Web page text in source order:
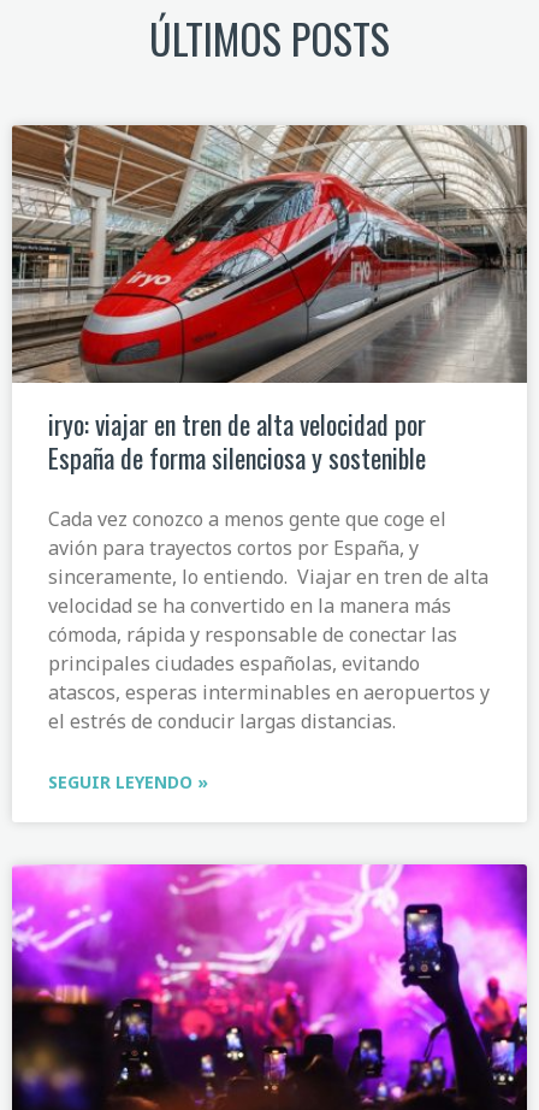
ÚLTIMOS POSTS
iryo: viajar en tren de alta velocidad por
España de forma silenciosa y sostenible
Cada vez conozco a menos gente que coge el
avión para trayectos cortos por España, y
sinceramente, lo entiendo. Viajar en tren de alta
velocidad se ha convertido en la manera más
cómoda, rápida y responsable de conectar las
principales ciudades españolas, evitando
atascos, esperas interminables en aeropuertos y
el estrés de conducir largas distancias.
SEGUIR LEYENDO »